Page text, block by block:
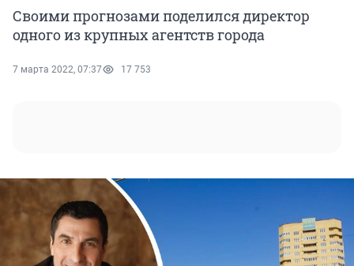
Своими прогнозами поделился директор
одного из крупных агентств города
7 марта 2022, 07:37 17 753